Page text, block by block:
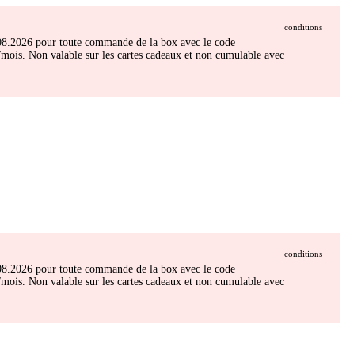
conditions
pour toute commande de la box avec le code
Non valable sur les cartes cadeaux et non cumulable avec
conditions
pour toute commande de la box avec le code
Non valable sur les cartes cadeaux et non cumulable avec